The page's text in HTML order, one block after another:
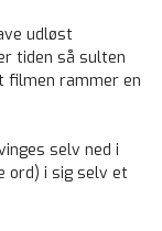
udløst
tiden så sulten
rammer en
selv ned i
ord) i sig selv et